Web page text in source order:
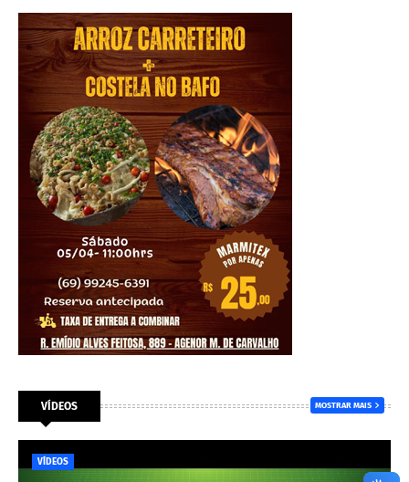
VÍDEOS MOSTRAR MAIS
VÍDEOS